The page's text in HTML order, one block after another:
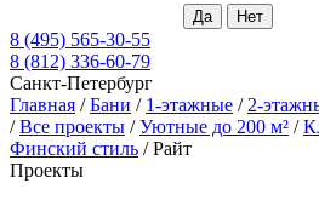
8 (495) 565-30-55
8 (812) 336-60-79
Санкт-Петербург
Главная /Бани / 1-этажные / 2-
/Все проекты /Уютные до 200 м² /
Финский стиль /Райт
Проекты